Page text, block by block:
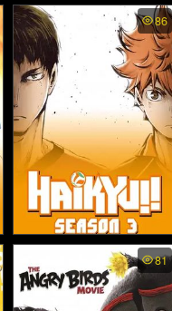
Skip Beat พากย์ไทย - สคิป
บีท (2008)
86
Haikyuu ss3 พากย์ไทย - คู่
ตบฟ้าประทาน ภาค3 (201
6)
81